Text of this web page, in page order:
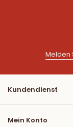
Melden
Kundendienst
Mein Konto